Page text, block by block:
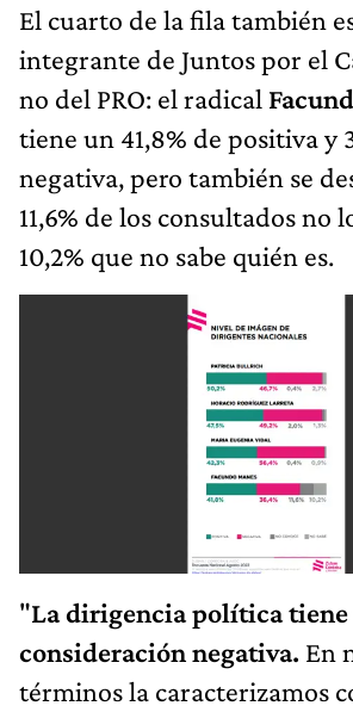
El cuarto de la fila también
integrante de Juntos por el
no del PRO: el radical
tiene un 41,8% de positiva y
negativa, pero también se
11,6% de los consultados no
10,2% que no sabe quién es.
"La dirigencia política tiene
consideración negativa. En
términos la caracterizamos